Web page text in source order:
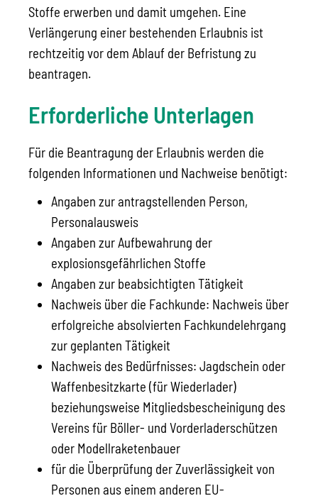
Stoffe erwerben und damit umgehen. Eine
Verlängerung einer bestehenden Erlaubnis ist
rechtzeitig vor dem Ablauf der Befristung zu
beantragen.
Erforderliche Unterlagen
Für die Beantragung der Erlaubnis werden die
folgenden Informationen und Nachweise benötigt:
Angaben zur antragstellenden Person,
Personalausweis
Angaben zur Aufbewahrung der
explosionsgefährlichen Stoffe
Angaben zur beabsichtigten Tätigkeit
Nachweis über die Fachkunde: Nachweis über
erfolgreiche absolvierten Fachkundelehrgang
zur geplanten Tätigkeit
Nachweis des Bedürfnisses: Jagdschein oder
Waffenbesitzkarte (für Wiederlader)
beziehungsweise Mitgliedsbescheinigung des
Vereins für Böller- und Vorderladerschützen
oder Modellraketenbauer
für die Überprüfung der Zuverlässigkeit von
Personen aus einem anderen EU-